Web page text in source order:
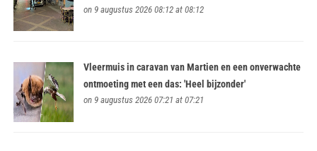
on 9 augustus 2026 08:12 at 08:12
Vleermuis in caravan van Martien en een onverwachte
ontmoeting met een das: 'Heel bijzonder'
on 9 augustus 2026 07:21 at 07:21